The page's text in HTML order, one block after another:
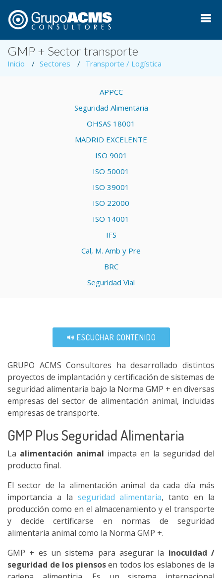
GMP + Sector transporte
Inicio Sectores Transporte / Logística
APPCC
Seguridad Alimentaria
OHSAS 18001
MADRID EXCELENTE
ISO 9001
ISO 50001
ISO 39001
ISO 22000
ISO 14001
IFS
Cal, M. Amb y Pre
BRC
Seguridad Vial
ESCUCHAR CONTENIDO
GRUPO ACMS Consultores ha desarrollado distintos
proyectos de implantación y certificación de sistemas de
seguridad alimentaria bajo la Norma GMP + en diversas
empresas del sector de alimentación animal, incluidas
empresas de transporte.
GMP Plus Seguridad Alimentaria
La alimentación animal impacta en la seguridad del
producto final.
El sector de la alimentación animal da cada día más
importancia a la seguridad alimentaria, tanto en la
producción como en el almacenamiento y el transporte
y decide certificarse en normas de seguridad
alimentaria animal como la Norma GMP +.
GMP + es un sistema para asegurar la inocuidad /
seguridad de los piensosen todos los eslabones de la